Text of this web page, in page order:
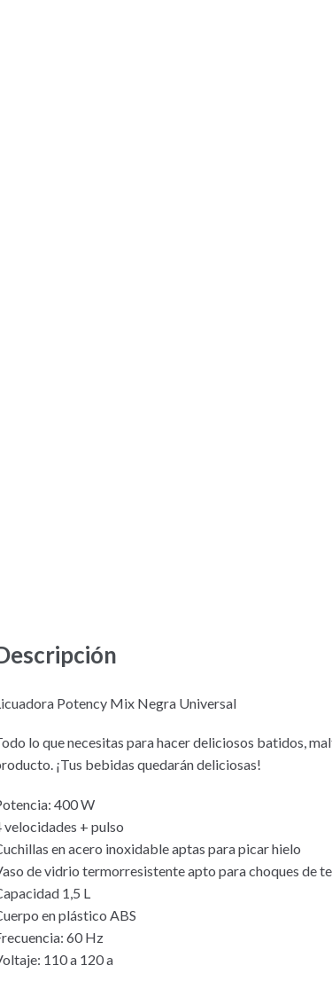
Potency Mix Negra Universal
lo que necesitas para hacer deliciosos batidos,
¡Tus bebidas quedarán deliciosas!
400 W
velocidades + pulso
en acero inoxidable aptas para picar hielo
de vidrio termorresistente apto para choques de
1,5 L
en plástico ABS
60 Hz
110 a 120 a